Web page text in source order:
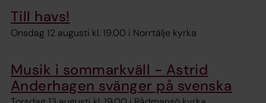
Till havs!
Onsdag 12 augusti kl. 19.00 i Norrtälje kyrka
Musik i sommarkväll - Astrid
Anderhagen svänger på svenska